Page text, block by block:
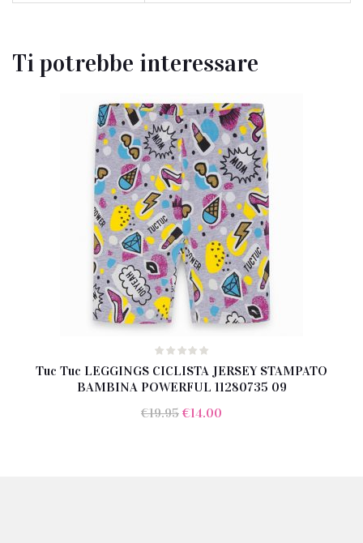
Ti potrebbe interessare
Tuc Tuc LEGGINGS CICLISTA JERSEY STAMPATO
BAMBINA POWERFUL 11280735 09
€19.95 Il
€14.00